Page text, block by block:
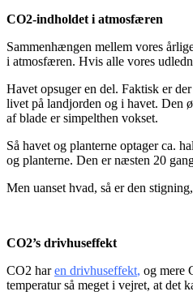
CO2-indholdet i atmosfæren
Sammenhængen mellem vores
i atmosfæren. Hvis alle vores
Havet opsuger en del. Faktisk er der
livet på landjorden og i havet. Den
af blade er simpelthen vokset.
Så havet og planterne optager ca.
og planterne. Den er næsten 20
Men uanset hvad, så er den
CO2’s drivhuseffekt
CO2 haren drivhuseffekt, og mere
temperatur så meget i vejret, at det